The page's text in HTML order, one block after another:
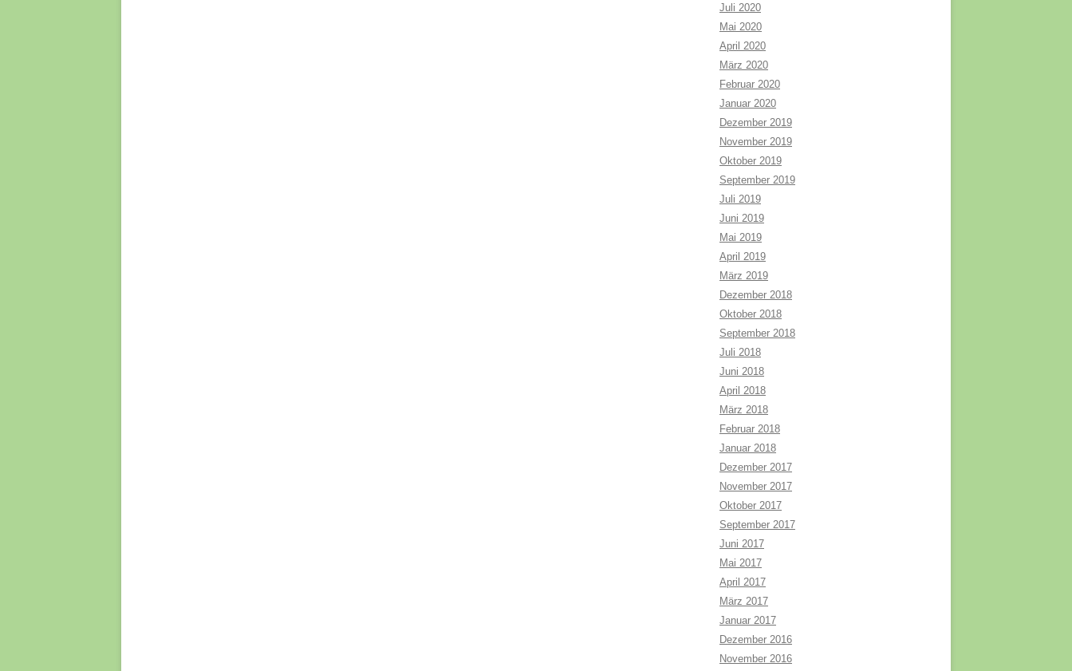
Juli 2020
Mai 2020
April 2020
März 2020
Februar 2020
Januar 2020
Dezember 2019
November 2019
Oktober 2019
September 2019
Juli 2019
Juni 2019
Mai 2019
April 2019
März 2019
Dezember 2018
Oktober 2018
September 2018
Juli 2018
Juni 2018
April 2018
März 2018
Februar 2018
Januar 2018
Dezember 2017
November 2017
Oktober 2017
September 2017
Juni 2017
Mai 2017
April 2017
März 2017
Januar 2017
Dezember 2016
November 2016